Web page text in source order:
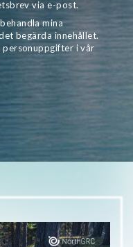
via e-post.
mina
begärda innehållet.
personuppgifter i vår